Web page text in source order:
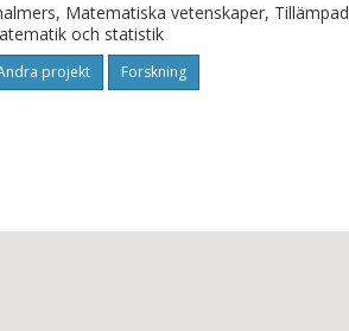
Matematiska vetenskaper, Tillämpad
och statistik
projekt Forskning